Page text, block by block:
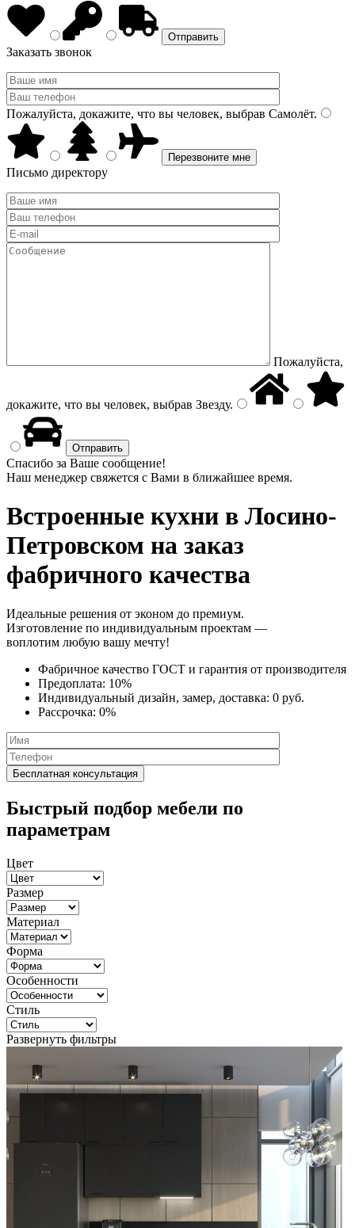
Заказать звонок
Пожалуйста, докажите, что вы человек, выбрав Самолёт.
Письмо директору
Пожалуйста,
докажите, что вы человек, выбрав Звезду.
Спасибо за Ваше сообщение!
Наш менеджер свяжется с Вами в ближайшее время.
Встроенные кухни в Лосино-
Петровском на заказ
фабричного качества
Идеальные решения от эконом до премиум.
Изготовление по индивидуальным проектам —
воплотим любую вашу мечту!
Фабричное качество ГОСТ и гарантия от производителя
Предоплата: 10%
Индивидуальный дизайн, замер, доставка: 0 руб.
Рассрочка: 0%
Быстрый подбор мебели по
параметрам
Цвет
Размер
Материал
Форма
Особенности
Стиль
Развернуть фильтры